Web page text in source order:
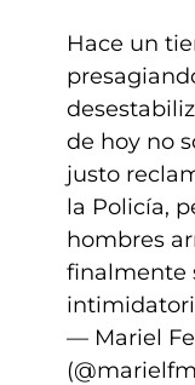
Hace un
de hoy no
justo
la Policía,
hombres
finalmente
— Mariel